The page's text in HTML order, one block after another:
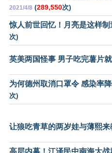
2021/4/8 (289,550次)
惊人前世回忆！月亮是这样制
次)
英美两国怪事 男子吃完薯片
为何德州取消口罩令 感染率
次)
让狼吃青草的两岁娃与薄熙来
高层内幕！江泽民中南海大